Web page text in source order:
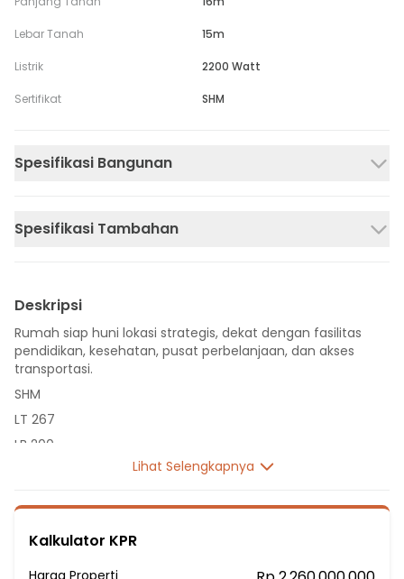
Lebar Tanah 15m
Listrik 2200 Watt
Sertifikat SHM
Spesifikasi Bangunan
Spesifikasi Tambahan
Deskripsi
Rumah siap huni lokasi strategis, dekat dengan fasilitas
pendidikan, kesehatan, pusat perbelanjaan, dan akses
transportasi.
SHM
LT 267
LB 200
3 Kamar Mandi
Listrik 2200 VA
Lihat Selengkapnya
Kalkulator KPR
Harga Properti